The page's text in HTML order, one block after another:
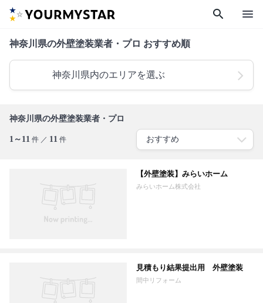
search menu
神奈川県の外壁塗装業者・プロ おすすめ順
神奈川県内のエリアを選ぶ
神奈川県の外壁塗装業者・プロ
1～11 件 ／ 11 件
【外壁塗装】みらいホーム
みらいホーム株式会社
見積もり結果提出用 外壁塗装
間中リフォーム